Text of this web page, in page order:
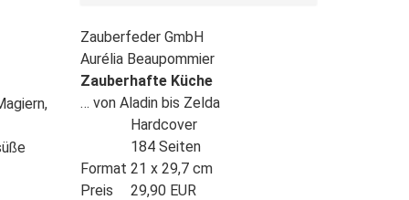
Zauberfeder GmbH
Aurélia Beaupommier
Zauberhafte Küche
… von Aladin bis Zelda
Hardcover
184 Seiten
Format 21 x 29,7 cm
Preis
29,90 EUR